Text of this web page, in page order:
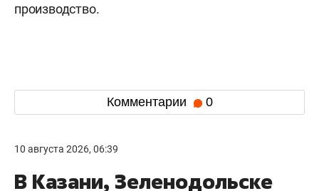
производство.
Комментарии 0
10 августа 2026, 06:39
В Казани, Зеленодольске